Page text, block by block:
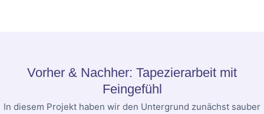
Vorher & Nachher: Tapezierarbeit mit
Feingefühl
In diesem Projekt haben wir den Untergrund zunächst sauber